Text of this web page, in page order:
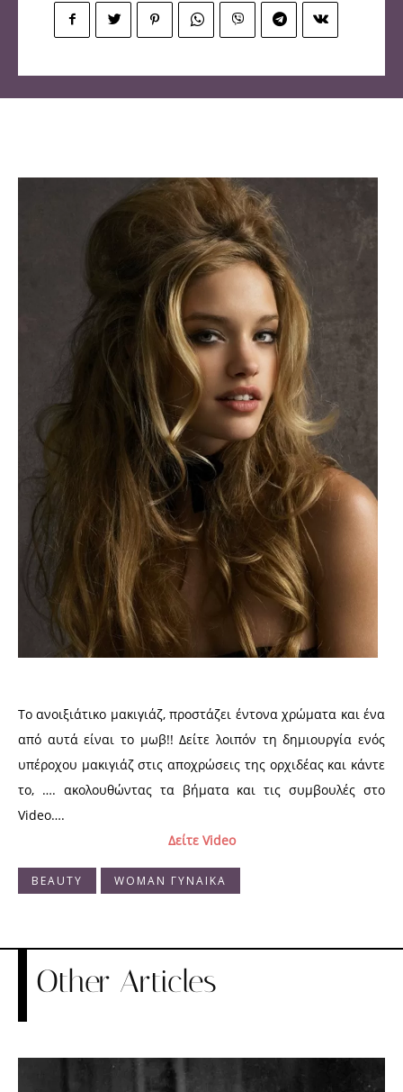
Το ανοιξιάτικο μακιγιάζ, προστάζει έντονα χρώματα και ένα
από αυτά είναι το μωβ!! Δείτε λοιπόν τη δημιουργία ενός
υπέροχου μακιγιάζ στις αποχρώσεις της ορχιδέας και κάντε
το, …. ακολουθώντας τα βήματα και τις συμβουλές στο
Video….
Δείτε Video
BEAUTY WOMAN ΓΥΝΑΙΚΑ
Other Articles